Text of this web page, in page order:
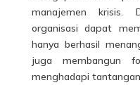
manajemen krisis.
organisasi dapat
hanya berhasil
juga membangun
menghadapi